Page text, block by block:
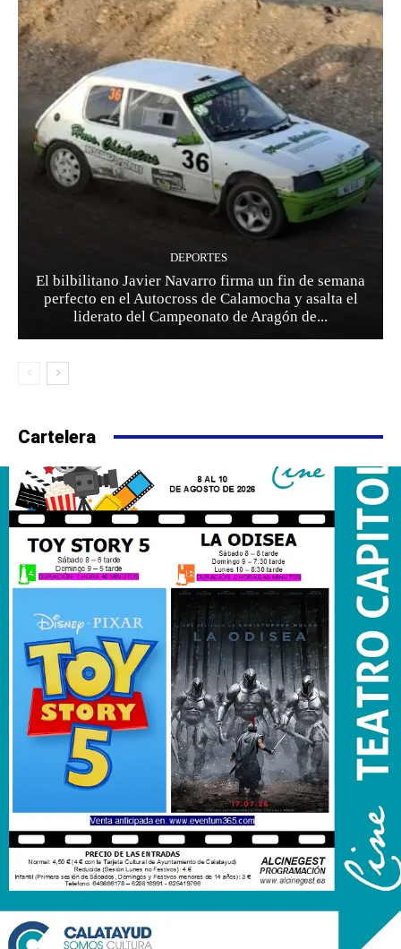
DEPORTES
El bilbilitano Javier Navarro firma un fin de semana
perfecto en el Autocross de Calamocha y asalta el
liderato del Campeonato de Aragón de...
Cartelera